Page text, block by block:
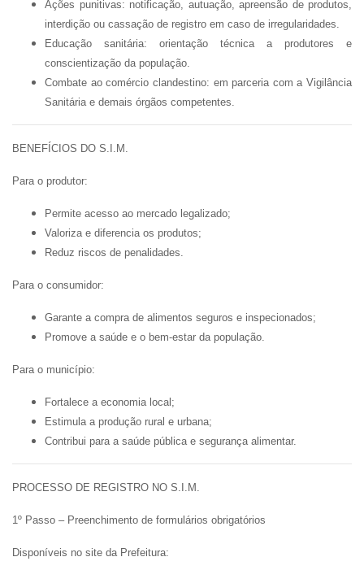
Ações punitivas: notificação, autuação, apreensão de produtos,
interdição ou cassação de registro em caso de irregularidades.
Educação sanitária: orientação técnica a produtores e
conscientização da população.
Combate ao comércio clandestino: em parceria com a Vigilância
Sanitária e demais órgãos competentes.
BENEFÍCIOS DO S.I.M.
Para o produtor:
Permite acesso ao mercado legalizado;
Valoriza e diferencia os produtos;
Reduz riscos de penalidades.
Para o consumidor:
Garante a compra de alimentos seguros e inspecionados;
Promove a saúde e o bem-estar da população.
Para o município:
Fortalece a economia local;
Estimula a produção rural e urbana;
Contribui para a saúde pública e segurança alimentar.
PROCESSO DE REGISTRO NO S.I.M.
1º Passo – Preenchimento de formulários obrigatórios
Disponíveis no site da Prefeitura: